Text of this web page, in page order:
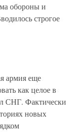
обороны и
строгое
армия еще
как целое в
СНГ. Фактически
новых